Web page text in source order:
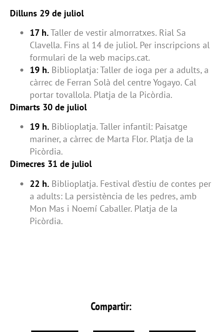
Dilluns 29 de juliol
17 h.Taller de vestir almorratxes. Rial Sa
Clavella. Fins al 14 de juliol. Per inscripcions al
formulari de la web macips.cat.
19 h. Biblioplatja: Taller de ioga per a adults, a
càrrec de Ferran Solà del centre Yogayo. Cal
portar tovallola. Platja de la Picòrdia.
Dimarts 30 de juliol
19 h. Biblioplatja. Taller infantil: Paisatge
mariner, a càrrec de Marta Flor. Platja de la
Picòrdia.
Dimecres 31 de juliol
22 h. Biblioplatja. Festival d’estiu de contes per
a adults: La persistència de les pedres, amb
Mon Mas i Noemí Caballer. Platja de la
Picòrdia.
Compartir: